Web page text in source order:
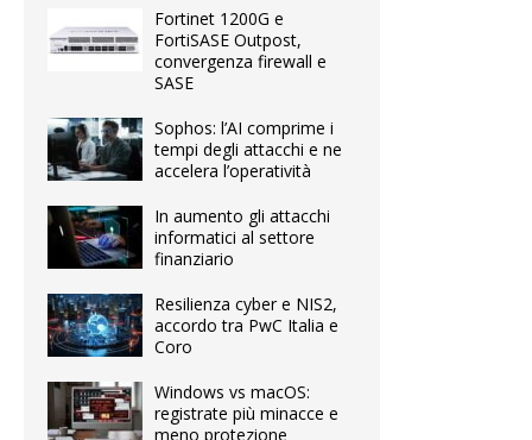
Fortinet 1200G e
FortiSASE Outpost,
convergenza firewall e
SASE
Sophos: l’AI comprime i
tempi degli attacchi e ne
accelera l’operatività
In aumento gli attacchi
informatici al settore
finanziario
Resilienza cyber e NIS2,
accordo tra PwC Italia e
Coro
Windows vs macOS:
registrate più minacce e
meno protezione